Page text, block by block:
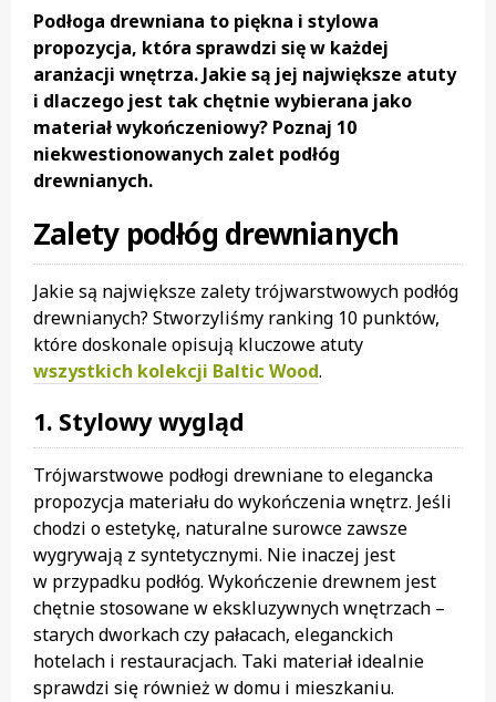
Podłoga drewniana to piękna i stylowa
propozycja, która sprawdzi się w każdej
aranżacji wnętrza. Jakie są jej największe atuty
i dlaczego jest tak chętnie wybierana jako
materiał wykończeniowy? Poznaj 10
niekwestionowanych zalet podłóg
drewnianych.
Zalety podłóg drewnianych
Jakie są największe zalety trójwarstwowych podłóg
drewnianych? Stworzyliśmy ranking 10 punktów,
które doskonale opisują kluczowe atuty
wszystkich kolekcji Baltic Wood.
1. Stylowy wygląd
Trójwarstwowe podłogi drewniane to elegancka
propozycja materiału do wykończenia wnętrz. Jeśli
chodzi o estetykę, naturalne surowce zawsze
wygrywają z syntetycznymi. Nie inaczej jest
w przypadku podłóg. Wykończenie drewnem jest
chętnie stosowane w ekskluzywnych wnętrzach –
starych dworkach czy pałacach, eleganckich
hotelach i restauracjach. Taki materiał idealnie
sprawdzi się również w domu i mieszkaniu.